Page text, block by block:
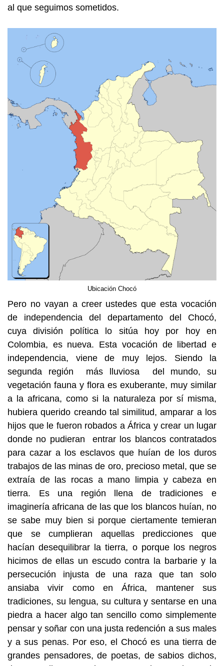
al que seguimos sometidos.
Ubicación Chocó
Pero no vayan a creer ustedes que esta vocación
de independencia del departamento del Chocó,
cuya división política lo sitúa hoy por hoy en
Colombia, es nueva. Esta vocación de libertad e
independencia, viene de muy lejos. Siendo la
segunda región más lluviosa del mundo, su
vegetación fauna y flora es exuberante, muy similar
a la africana, como si la naturaleza por sí misma,
hubiera querido creando tal similitud, amparar a los
hijos que le fueron robados a África y crear un lugar
donde no pudieran entrar los blancos contratados
para cazar a los esclavos que huían de los duros
trabajos de las minas de oro, precioso metal, que se
extraía de las rocas a mano limpia y cabeza en
tierra. Es una región llena de tradiciones e
imaginería africana de las que los blancos huían, no
se sabe muy bien si porque ciertamente temieran
que se cumplieran aquellas predicciones que
hacían desequilibrar la tierra, o porque los negros
hicimos de ellas un escudo contra la barbarie y la
persecución injusta de una raza que tan solo
ansiaba vivir como en África, mantener sus
tradiciones, su lengua, su cultura y sentarse en una
piedra a hacer algo tan sencillo como simplemente
pensar y soñar con una justa redención a sus males
y a sus penas. Por eso, el Chocó es una tierra de
grandes pensadores, de poetas, de sabios dichos,